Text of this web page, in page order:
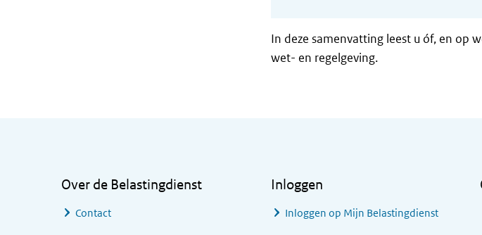
In deze samenvatting leest u óf, en op
wet- en regelgeving.
Over de Belastingdienst
Contact
Inloggen
Inloggen op Mijn Belastingdienst